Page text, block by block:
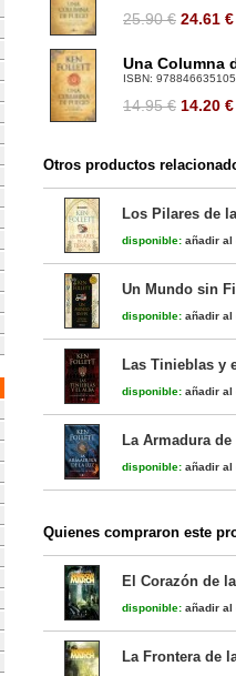
25.90 € 24.61 €
Una Columna
ISBN:
14.95 € 14.20 €
Otros productos
Los Pilares de
disponible: añadir al
Un Mundo sin
disponible: añadir al
Las Tinieblas y
disponible: añadir al
La Armadura
disponible: añadir al
Quienes compraron este
El Corazón de
disponible: añadir al
La Frontera de